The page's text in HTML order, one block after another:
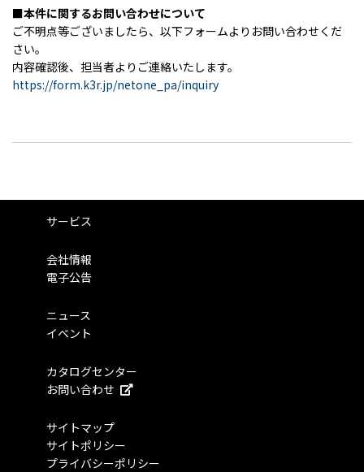
■本件に関するお問い合わせについて
ご不明点等ございましたら、以下フォームよりお問い合わせくだ
さい。
内容確認後、担当者よりご連絡いたします。
https://form.k3r.jp/netone_pa/inquiry
サービス
会社情報
電子公告
ニュース
イベント
カタログセンター
お問い合わせ
サイトマップ
サイトポリシー
プライバシーポリシー